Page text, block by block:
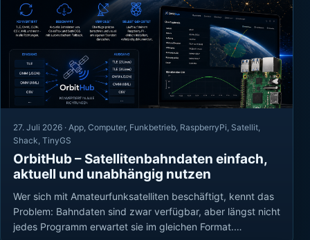
27. Juli 2026 · App, Computer, Funkbetrieb, RaspberryPi, Satellit,
Shack, TinyGS
OrbitHub – Satellitenbahndaten einfach,
aktuell und unabhängig nutzen
Wer sich mit Amateurfunksatelliten beschäftigt, kennt das
Problem: Bahndaten sind zwar verfügbar, aber längst nicht
jedes Programm erwartet sie im gleichen Format.…